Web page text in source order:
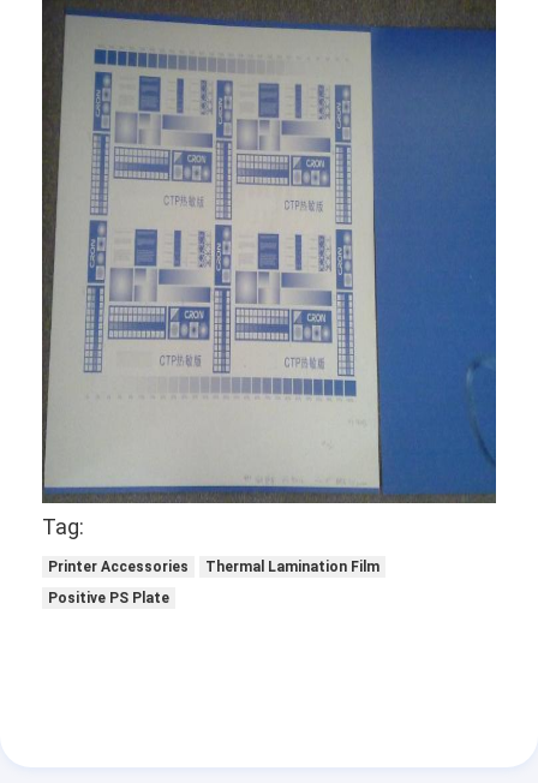
Video
Tentang kami
Tag:
Printer Accessories
Thermal Lamination Film
Positive PS Plate